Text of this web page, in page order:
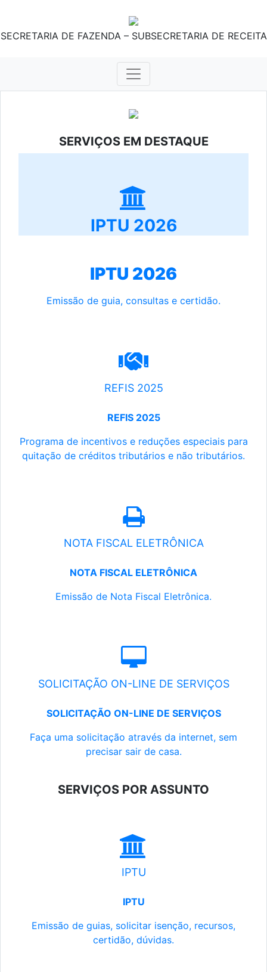
SECRETARIA DE FAZENDA – SUBSECRETARIA DE RECEITA
SERVIÇOS EM DESTAQUE
IPTU 2026
IPTU 2026
Emissão de guia, consultas e certidão.
REFIS 2025
REFIS 2025
Programa de incentivos e reduções especiais para
quitação de créditos tributários e não tributários.
NOTA FISCAL ELETRÔNICA
NOTA FISCAL ELETRÔNICA
Emissão de Nota Fiscal Eletrônica.
SOLICITAÇÃO ON-LINE DE SERVIÇOS
SOLICITAÇÃO ON-LINE DE SERVIÇOS
Faça uma solicitação através da internet, sem
precisar sair de casa.
SERVIÇOS POR ASSUNTO
IPTU
IPTU
Emissão de guias, solicitar isenção, recursos,
certidão, dúvidas.